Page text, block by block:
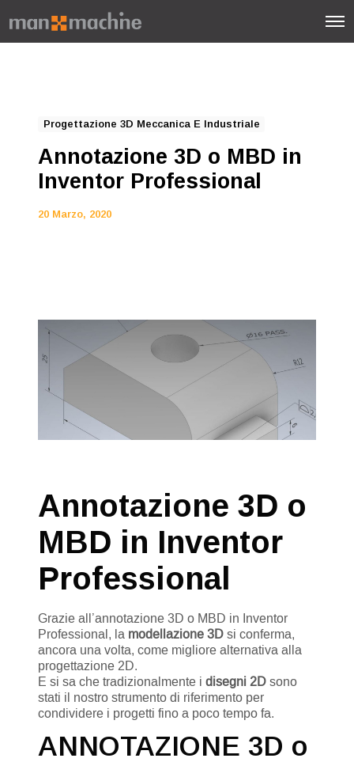
Progettazione 3D Meccanica E Industriale
Annotazione 3D o MBD in
Inventor Professional
20 Marzo, 2020
Annotazione 3D o
MBD in Inventor
Professional
Grazie all’annotazione 3D o MBD in Inventor
Professional, la modellazione 3Dsi conferma,
ancora una volta, come migliore alternativa alla
progettazione 2D.
E si sa che tradizionalmente i disegni 2Dsono
stati il nostro strumento di riferimento per
condividere i progetti fino a poco tempo fa.
ANNOTAZIONE 3D o